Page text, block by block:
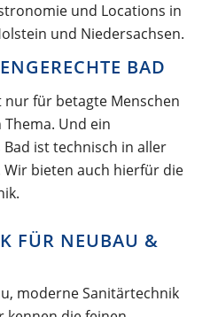
und Locations in
und Niedersachsen.
BAD
für betagte Menschen
Und ein
ist technisch in aller
Wir bieten auch hierfür die
FÜR NEUBAU &
moderne Sanitärtechnik